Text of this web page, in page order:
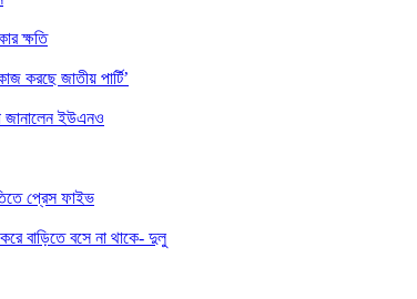
ক্ষতি
করছে জাতীয় পার্টি’
জানালেন ইউএনও
প্রেস ফাইভ
বাড়িতে বসে না থাকে- দুলু